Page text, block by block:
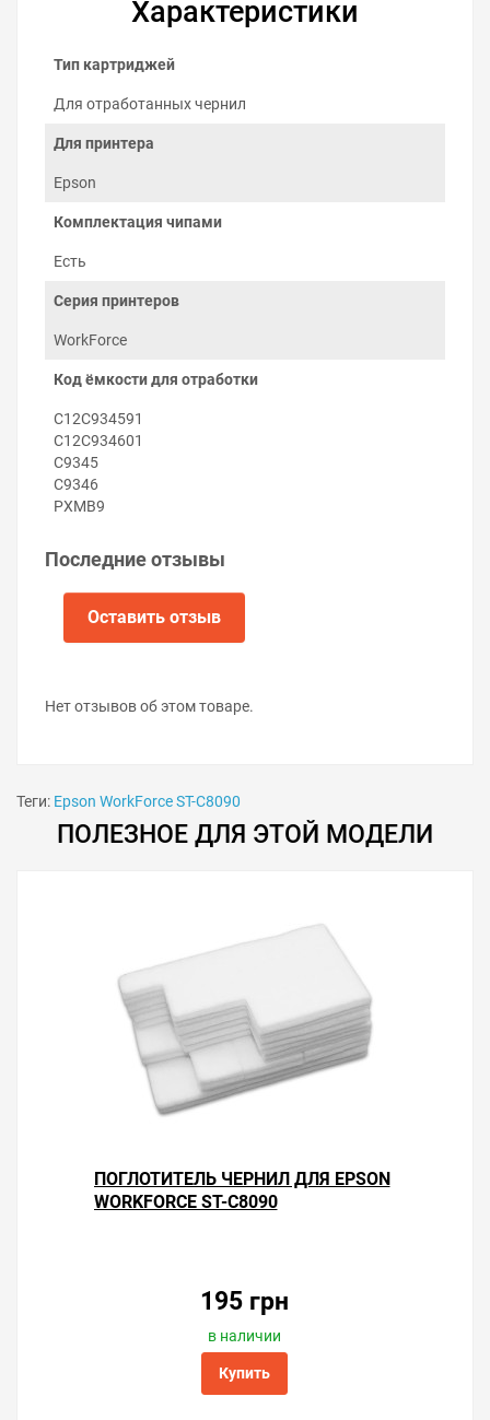
отработанных чернил на Epson
WorkForce ST-C8090
самостоятельно:
Выключите принтер.
Откройте крышку принтера.
Поднимите вверх фиксатор ёмкости
отработанных чернил.
Потяните контейнер влево и извлеките старый
фиксатор.
Советы по продлению срока
службы «памперса»
Не делайте без надобности прочистки
печатающей головки. Каждая прочистка тратит
3–5 % ресурса счётчика «памперса».
Используйте чернила проверенных
производителей, чтобы не приходилось
неделю и чернила не будут засыхать в дюзах
головки принтера.
Характеристики
Тип картриджей
Для отработанных чернил
Для принтера
Epson
Комплектация чипами
Есть
Серия принтеров
WorkForce
Код ёмкости для отработки
C12C934591
C12C934601
C9345
C9346
PXMB9
Последние отзывы
Оставить отзыв
Нет отзывов об этом товаре.
Теги: Epson WorkForce ST-C8090
ПОЛЕЗНОЕ ДЛЯ ЭТОЙ МОДЕЛИ
ПОГЛОТИТЕЛЬ ЧЕРНИЛ ДЛЯ EPSON
WORKFORCE ST-C8090
195 грн
в наличии
Купить